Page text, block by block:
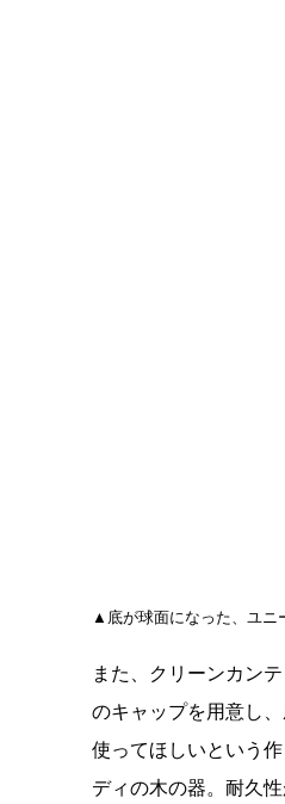
▲底が球面になった、ユニ
また、クリーンカン
のキャップを用意し
使ってほしいという
ディの木の器。耐久